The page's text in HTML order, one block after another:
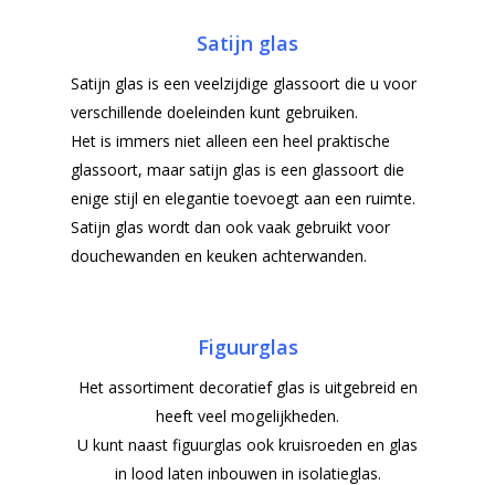
Satijn glas
Satijn glas is een veelzijdige glassoort die u voor
verschillende doeleinden kunt gebruiken.
Het is immers niet alleen een heel praktische
glassoort, maar satijn glas is een glassoort die
enige stijl en elegantie toevoegt aan een ruimte.
Satijn glas wordt dan ook vaak gebruikt voor
douchewanden en keuken achterwanden.
Figuurglas
Het assortiment decoratief glas is uitgebreid en
heeft veel mogelijkheden.
U kunt naast figuurglas ook kruisroeden en glas
in lood laten inbouwen in isolatieglas.
Home
Producten